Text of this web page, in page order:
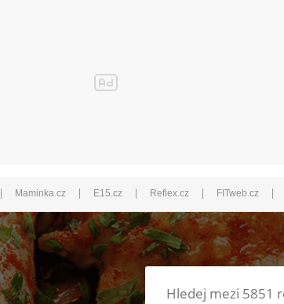
| Maminka.cz | E15.cz | Reflex.cz | FITweb.cz |